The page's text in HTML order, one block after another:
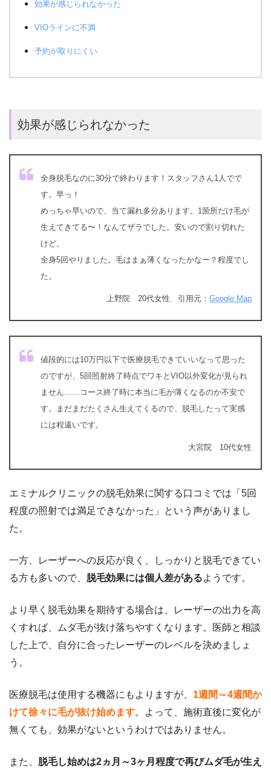
効果が感じられなかった
VIOラインに不満
予約が取りにくい
効果が感じられなかった
全身脱毛なのに30分で終わります！スタッフさん1人でで
す。早っ！
めっちゃ早いので、当て漏れ多分あります。1箇所だけ毛が
生えてきてる〜！なんてザラでした。安いので割り切れた
けど。
全身5回やりました。毛はまぁ薄くなったかなー？程度でし
た。
上野院 20代女性 引用元： Google Map
値段的には10万円以下で医療脱毛できていいなって思った
のですが、5回照射終了時点でワキとVIO以外変化が見られ
ません……コース終了時に本当に毛が薄くなるのか不安で
す。まだまだたくさん生えてくるので、脱毛したって実感
には程遠いです。
大宮院 10代女性
エミナルクリニックの脱毛効果に関する口コミでは「5回
程度の照射では満足できなかった」という声がありまし
た。
一方、レーザーへの反応が良く、しっかりと脱毛できてい
る方も多いので、 脱毛効果には個人差があるようです。
より早く脱毛効果を期待する場合は、レーザーの出力を高
くすれば、ムダ毛が抜け落ちやすくなります。医師と相談
した上で、自分に合ったレーザーのレベルを決めましょ
う。
医療脱毛は使用する機器にもよりますが、 1週間～4週間か
けて徐々に毛が抜け始めます。よって、施術直後に変化が
無くても、効果がないというわけではありません。
また、 脱毛し始めは2ヵ月～3ヶ月程度で再びムダ毛が生え